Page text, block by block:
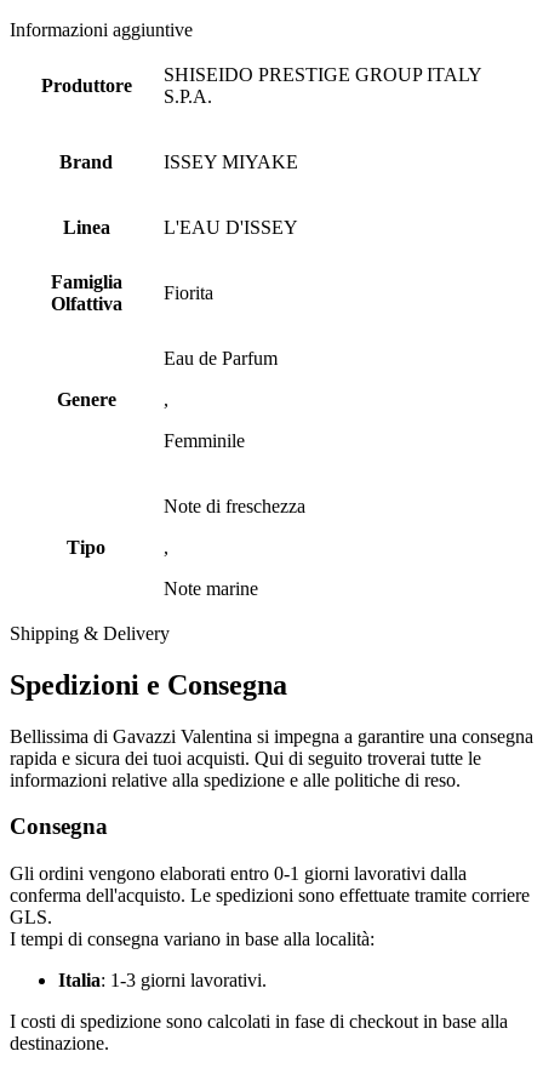
Informazioni aggiuntive
Produttore
SHISEIDO PRESTIGE GROUP ITALY
S.P.A.
Brand ISSEY MIYAKE
Linea L'EAU D'ISSEY
Famiglia
Olfattiva
Fiorita
Genere
Eau de Parfum
,
Femminile
Tipo
Note di freschezza
,
Note marine
Shipping & Delivery
Spedizioni e Consegna
Bellissima di Gavazzi Valentina si impegna a garantire una consegna
rapida e sicura dei tuoi acquisti. Qui di seguito troverai tutte le
informazioni relative alla spedizione e alle politiche di reso.
Consegna
Gli ordini vengono elaborati entro 0-1 giorni lavorativi dalla
conferma dell'acquisto. Le spedizioni sono effettuate tramite corriere
GLS.
I tempi di consegna variano in base alla località:
Italia: 1-3 giorni lavorativi.
I costi di spedizione sono calcolati in fase di checkout in base alla
destinazione.